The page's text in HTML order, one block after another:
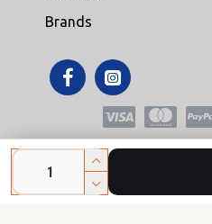
Brands
Copyright ©